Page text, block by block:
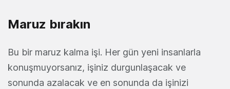
Maruz bırakın
Bu bir maruz kalma işi. Her gün yeni insanlarla
konuşmuyorsanız, işiniz durgunlaşacak ve
sonunda azalacak ve en sonunda da işinizi